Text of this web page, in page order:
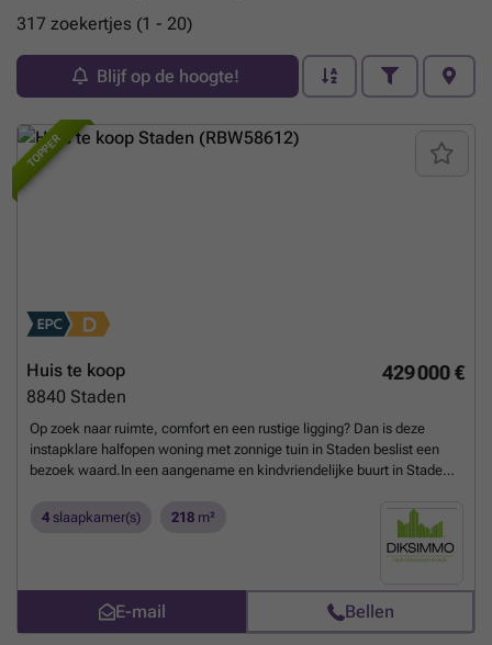
317 zoekertjes (1 - 20)
Blijf op de hoogte!
TOPPER
429 000 €
Huis te koop
8840 Staden
Op zoek naar ruimte, comfort en een rustige ligging? Dan is deze
instapklare halfopen woning met zonnige tuin in Staden beslist een
bezoek waard.In een aangename en kindvriendelijke buurt in Staden,
halfopen woning. Deze residentiële straat kenmerkt zich door haar
rustige karakter en beperkt doorgaand verkeer, wat zorgt voor een
veilige en aangename leefomgeving.Staden staat bekend om zijn
evenwicht tussen rust en bereikbaarheid. U bevindt zich op korte
afstand van het centrum, waar u terecht kan voor winkels, scholen en
andere dagelijkse voorzieningen. Daarnaast geniet de woning van een
4 slaapkamer(s) 218 m²
E-mail Bellen